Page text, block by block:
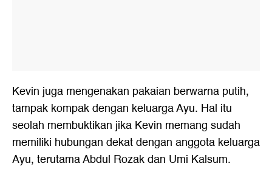
Kevin juga mengenakan pakaian berwarna putih,
tampak kompak dengan keluarga Ayu. Hal itu
seolah membuktikan jika Kevin memang sudah
memiliki hubungan dekat dengan anggota keluarga
Ayu, terutama Abdul Rozak dan Umi Kalsum.